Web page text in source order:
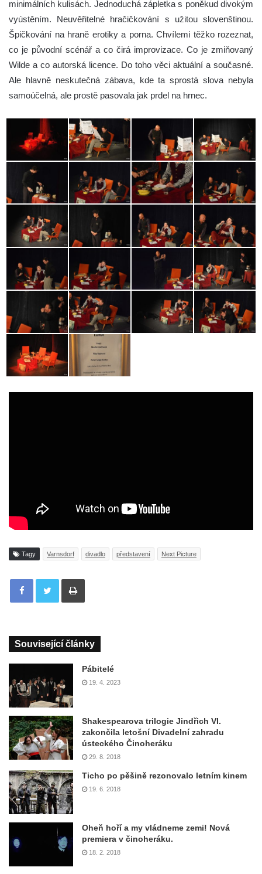
minimálních kulisách. Jednoduchá zápletka s poněkud divokým
vyústěním. Neuvěřitelné hračičkování s užitou slovenštinou.
Špičkování na hraně erotiky a porna. Chvílemi těžko rozeznat,
co je původní scénář a co čirá improvizace. Co je zmiňovaný
Wilde a co autorská licence. Do toho věci aktuální a současné.
Ale hlavně neskutečná zábava, kde ta sprostá slova nebyla
samoúčelná, ale prostě pasovala jak prdel na hrnec.
Tagy Varnsdorf divadlo představení Next Picture
Tisknout
Související články
Pábitelé
19. 4. 2023
Shakespearova trilogie Jindřich VI.
zakončila letošní Divadelní zahradu
ústeckého Činoheráku
29. 8. 2018
Ticho po pěšině rezonovalo letním kinem
19. 6. 2018
Oheň hoří a my vládneme zemi! Nová
premiera v činoheráku.
18. 2. 2018